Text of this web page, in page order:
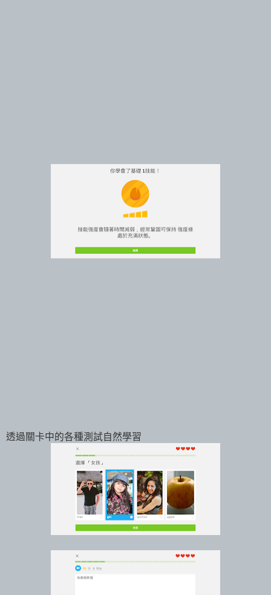
透過關卡中的各種測試自然學習